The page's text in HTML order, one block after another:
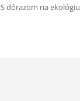
S dôrazom na ekológiu